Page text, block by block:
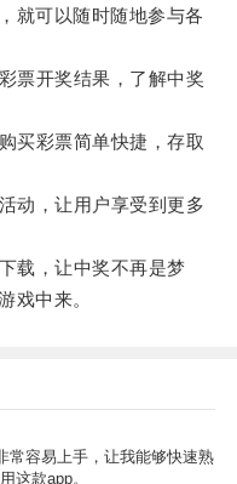
就可以随时随地参与各
开奖结果，了解中奖
彩票简单快捷，存取
，让用户享受到更多
，让中奖不再是梦
戏中来。
常容易上手，让我能够快速熟
这款app。